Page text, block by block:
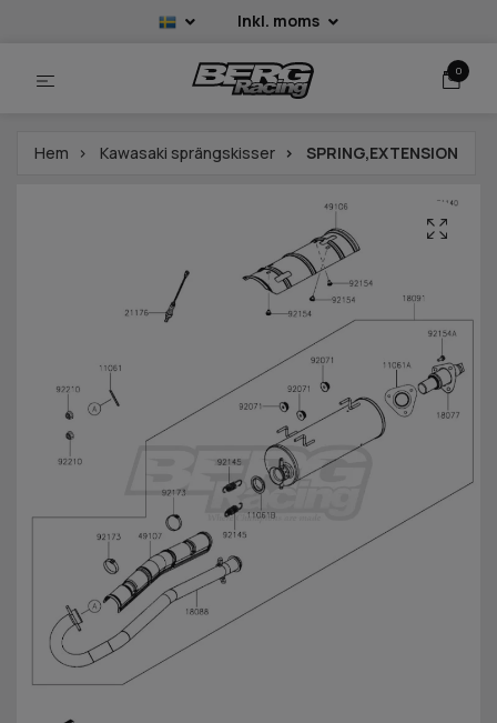
Inkl. moms
0
Hem Kawasaki sprängskisser SPRING,EXTENSION